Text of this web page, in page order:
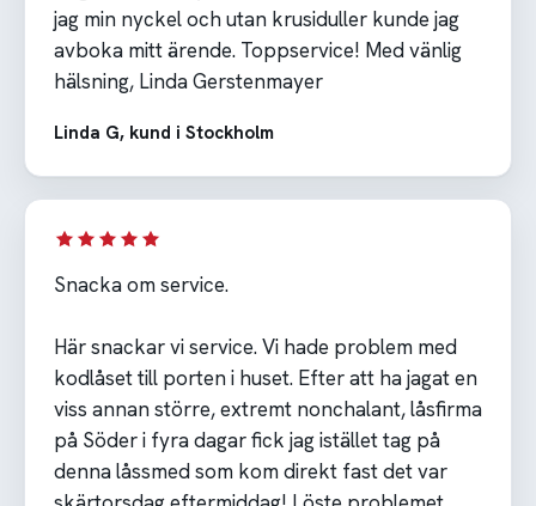
jag min nyckel och utan krusiduller kunde jag
avboka mitt ärende. Toppservice! Med vänlig
hälsning, Linda Gerstenmayer
Linda G, kund i Stockholm
Snacka om service.
Här snackar vi service. Vi hade problem med
kodlåset till porten i huset. Efter att ha jagat en
viss annan större, extremt nonchalant, låsfirma
på Söder i fyra dagar fick jag istället tag på
denna låssmed som kom direkt fast det var